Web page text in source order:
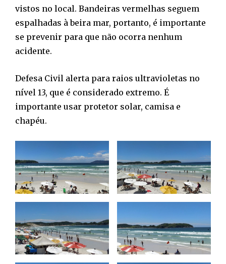
vistos no local. Bandeiras vermelhas seguem
espalhadas à beira mar, portanto, é importante
se prevenir para que não ocorra nenhum
acidente.
Defesa Civil alerta para raios ultravioletas no
nível 13, que é considerado extremo. É
importante usar protetor solar, camisa e
chapéu.